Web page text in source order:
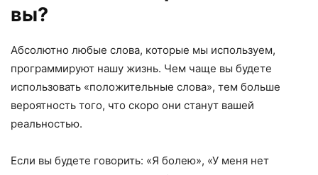
вы?
Абсолютно любые слова, которые мы используем,
программируют нашу жизнь. Чем чаще вы будете
использовать «положительные слова», тем больше
вероятность того, что скоро они станут вашей
реальностью.
Если вы будете говорить: «Я болею», «У меня нет